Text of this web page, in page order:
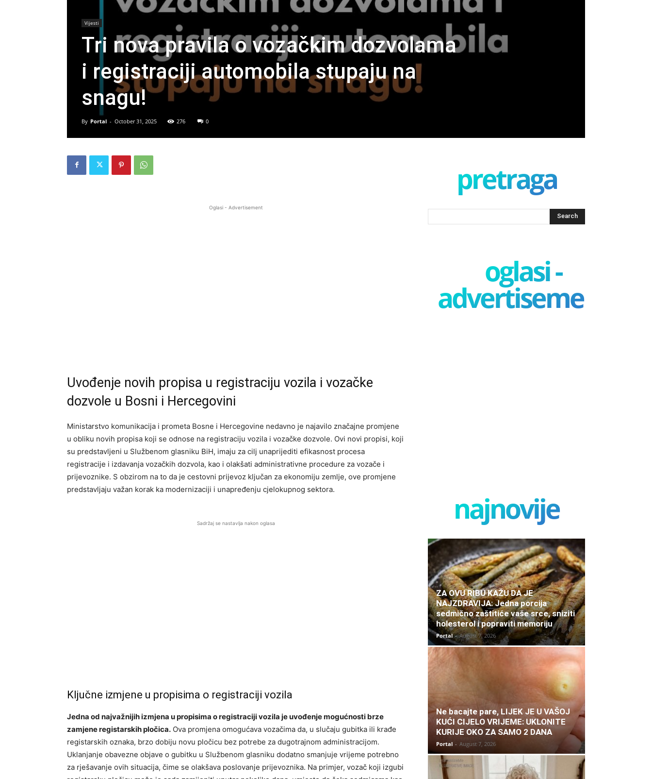
Vijesti
Tri nova pravila o vozačkim dozvolama
i registraciji automobila stupaju na
snagu!
By Portal - October 31, 2025 276 0
Oglasi - Advertisement
Uvođenje novih propisa u registraciju vozila i vozačke
dozvole u Bosni i Hercegovini
Ministarstvo komunikacija i prometa Bosne i Hercegovine nedavno je najavilo značajne promjene
u obliku novih propisa koji se odnose na registraciju vozila i vozačke dozvole. Ovi novi propisi, koji
su predstavljeni u Službenom glasniku BiH, imaju za cilj unaprijediti efikasnost procesa
registracije i izdavanja vozačkih dozvola, kao i olakšati administrativne procedure za vozače i
prijevoznike. S obzirom na to da je cestovni prijevoz ključan za ekonomiju zemlje, ove promjene
predstavljaju važan korak ka modernizaciji i unapređenju cjelokupnog sektora.
Sadržaj se nastavlja nakon oglasa
Ključne izmjene u propisima o registraciji vozila
Jedna od najvažnijih izmjena u propisima o registraciji vozila je uvođenje mogućnosti brze
zamjene registarskih pločica. Ova promjena omogućava vozačima da, u slučaju gubitka ili krađe
registarskih oznaka, brzo dobiju novu pločicu bez potrebe za dugotrajnom administracijom.
Uklanjanje obavezne objave o gubitku u Službenom glasniku dodatno smanjuje vrijeme potrebno
za rješavanje ovih situacija, čime se olakšava poslovanje prijevoznika. Na primjer, vozač koji izgubi
pretraga
oglasi -
advertisement
najnovije
ZA OVU RIBU KAŽU DA JE
NAJZDRAVIJA: Jedna porcija
sedmično zaštitiće vaše srce, sniziti
holesterol i popraviti memoriju
Portal - August 7, 2026
Ne bacajte pare, LIJEK JE U VAŠOJ
KUĆI CIJELO VRIJEME: UKLONITE
KURIJE OKO ZA SAMO 2 DANA
Portal - August 7, 2026